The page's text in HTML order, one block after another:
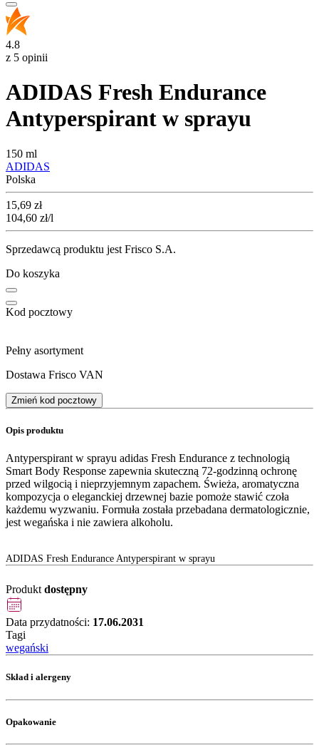
4.8
z 5 opinii
ADIDAS Fresh Endurance
Antyperspirant w sprayu
150 ml
ADIDAS
Polska
Cena
15,69 zł
104,60 zł/l
Sprzedawcą produktu jest Frisco S.A.
Do koszyka
Kod pocztowy
Pełny asortyment
Dostawa Frisco VAN
Zmień kod pocztowy
Opis produktu
Antyperspirant w sprayu adidas Fresh Endurance z technologią
Smart Body Response zapewnia skuteczną 72-godzinną ochronę
przed wilgocią i nieprzyjemnym zapachem. Świeża, aromatyczna
kompozycja o eleganckiej drzewnej bazie pomoże stawić czoła
każdemu wyzwaniu. Formuła została przebadana dermatologicznie,
jest wegańska i nie zawiera alkoholu.
ADIDAS Fresh Endurance Antyperspirant w sprayu
Produkt dostępny
Data przydatności: 17.06.2031
Tagi
wegański
Skład i alergeny
Opakowanie